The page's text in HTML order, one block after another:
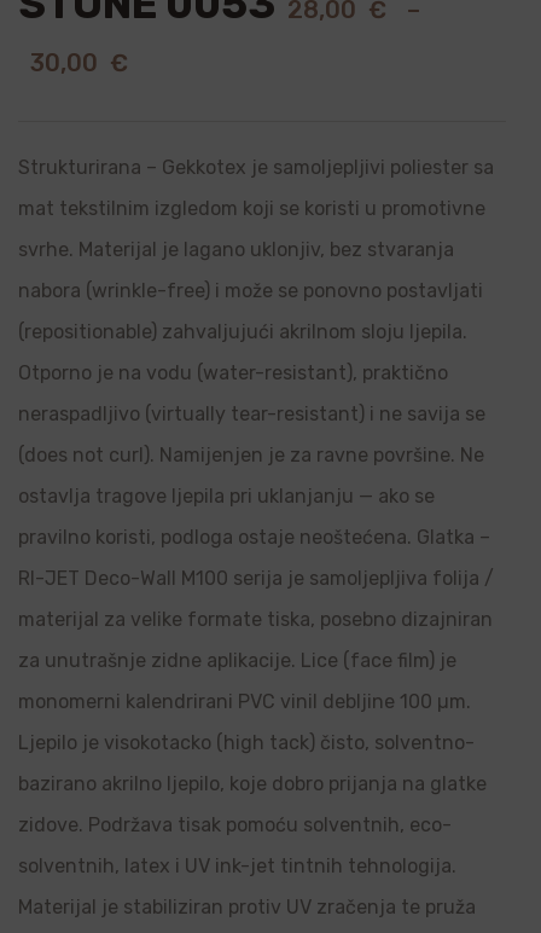
28,00 €
–
30,00 €
Strukturirana – Gekkotex je samoljepljivi poliester sa
mat tekstilnim izgledom koji se koristi u promotivne
svrhe. Materijal je lagano uklonjiv, bez stvaranja
nabora (wrinkle-free) i može se ponovno postavljati
(repositionable) zahvaljujući akrilnom sloju ljepila.
Otporno je na vodu (water-resistant), praktično
neraspadljivo (virtually tear-resistant) i ne savija se
(does not curl). Namijenjen je za ravne površine. Ne
ostavlja tragove ljepila pri uklanjanju — ako se
pravilno koristi, podloga ostaje neoštećena. Glatka –
RI-JET Deco-Wall M100 serija je samoljepljiva folija /
materijal za velike formate tiska, posebno dizajniran
za unutrašnje zidne aplikacije. Lice (face film) je
monomerni kalendrirani PVC vinil debljine 100 µm.
Ljepilo je visokotacko (high tack) čisto, solventno-
bazirano akrilno ljepilo, koje dobro prijanja na glatke
zidove. Podržava tisak pomoću solventnih, eco-
solventnih, latex i UV ink-jet tintnih tehnologija.
Materijal je stabiliziran protiv UV zračenja te pruža